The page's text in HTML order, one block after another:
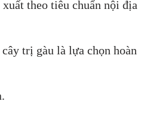
theo tiêu chuẩn nội địa
trị gàu là lựa chọn hoàn